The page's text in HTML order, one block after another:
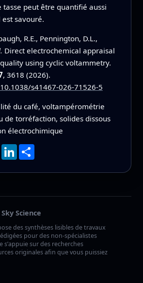
tasse peut être quantifié aussi
est savouré.
R.E., Pennington, D.L.,
Direct electrochemical appraisal
using cyclic voltammetry.
, 3618 (2026).
s41467-026-71526-5
du café, voltampérométrie
de torréfaction, solides dissous
électrochimique
LinkedInPartager
Science
des synthèses lisibles de travaux
pour des non-spécialistes
s’appuie sur des recherches
originales afin que vous puissiez